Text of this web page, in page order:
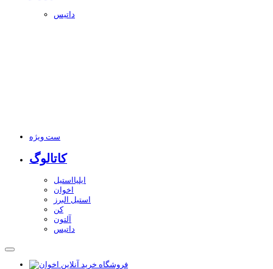
داتیس
ست ویژه
کاتالوگ
ایلیااستیل
اخوان
استیل البرز
کن
آلتون
داتیس